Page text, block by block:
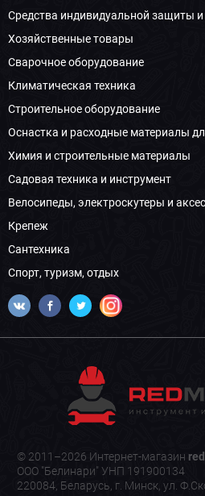
Средства индивидуальной защиты
Хозяйственные товары
Сварочное оборудование
Климатическая техника
Строительное оборудование
Оснастка и расходные материалы
Химия и строительные материалы
Садовая техника и инструмент
Велосипеды, электроскутеры и
Крепеж
Сантехника
Спорт, туризм, отдых
© 2011–2026 Интернет-магазин
ООО "Белинари" УНП 191900134
220084, Беларусь, г. Минск, ул.